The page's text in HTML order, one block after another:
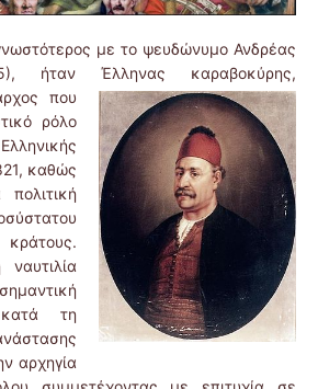
με το ψευδώνυμο Ανδρέας
ήταν Έλληνας καραβοκύρης,
που
ρόλο
καθώς
τη
αρχηγία